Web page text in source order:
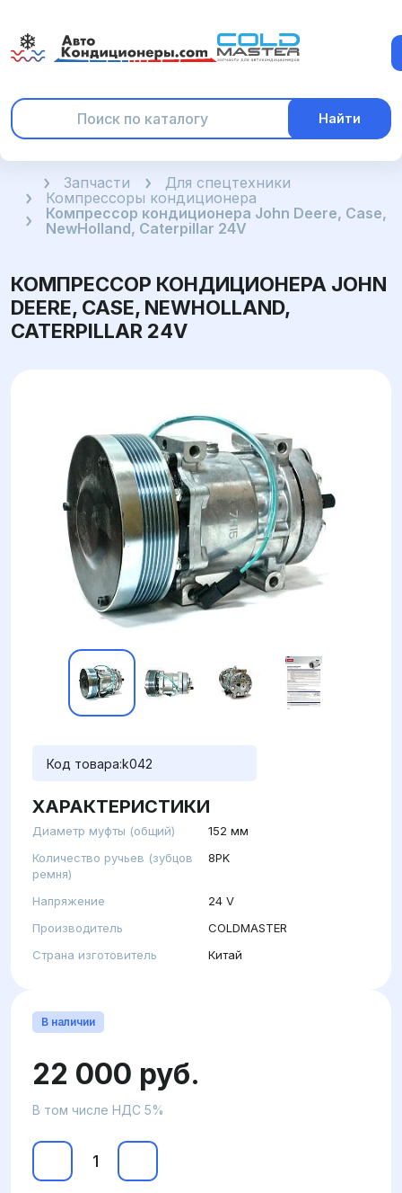
Найти
ГлавнаяЗапчасти
Для спецтехники
Компрессоры кондиционера
Компрессор кондиционера John Deere, Case,
NewHolland, Caterpillar 24V
КОМПРЕССОР КОНДИЦИОНЕРА JOHN
DEERE, CASE, NEWHOLLAND,
CATERPILLAR 24V
Код товара:k042
ХАРАКТЕРИСТИКИ
Диаметр муфты (общий)
152 мм
Количество ручьев (зубцов
ремня)
8PK
Напряжение
24 V
Производитель
COLDMASTER
Страна изготовитель
Китай
В наличии
22 000 руб.
В том числе НДС 5%